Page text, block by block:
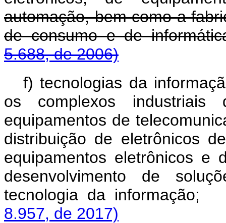
automação, bem como a
de consumo e de
5.688, de 2006)
f) tecnologias da
os complexos industriais
equipamentos de
distribuição de eletrônicos
equipamentos eletrônicos e
desenvolvimento de
tecnologia da
8.957, de 2017)